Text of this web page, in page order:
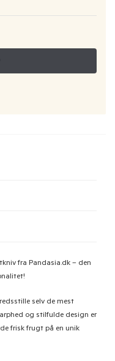
fra Pandasia.dk – den
selv de mest
og stilfulde design er
frisk frugt på en unik